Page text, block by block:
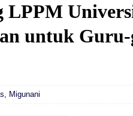
LPPM
untuk
, Migunani